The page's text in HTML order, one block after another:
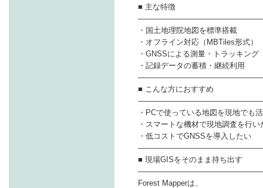
■ 主な特徴
・国土地理院地図を標準搭載
・オフライン対応（MBTiles形式）
・GNSSによる測量・トラッキング
・記録データの蓄積・継続利用
■ こんな方におすすめ
・PCで使っている地図を現地でも
・スマートな機材で現地調査を行い
・低コストでGNSSを導入したい
■ 現場GISをそのまま持ち出す
Forest Mapperは、